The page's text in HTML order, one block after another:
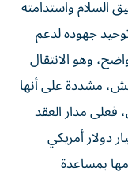
السلام واستدامته
جهوده لدعم
وهو الانتقال
مشددة على أنها
مدار العقد
الإمارات أكثر من 3.5 مليار دولار أمريكي
بمساعدة